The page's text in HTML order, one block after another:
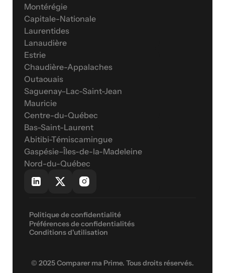
Montérégie
Capitale-Nationale
Laurentides
Lanaudière
Estrie
Chaudière-Appalaches
Outaouais
Saguenay–Lac-Saint-Jean
Mauricie
Centre-du-Québec
Bas-Saint-Laurent
Abitibi-Témiscamingue
Gaspésie–Îles-de-la-Madeleine
Nord-du-Québec
Politique de confidentialité
Conditions d'utilisation
Préférences de confidentialités
© 2025 Comparer ma Prime. Tous droits réservés.